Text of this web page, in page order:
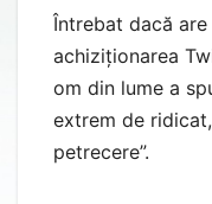
Întrebat dacă
achiziționarea
om din lume a
extrem de
petrecere”.